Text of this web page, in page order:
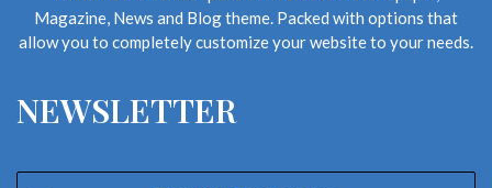
Magazine, News and Blog theme. Packed with options that
allow you to completely customize your website to your needs.
NEWSLETTER